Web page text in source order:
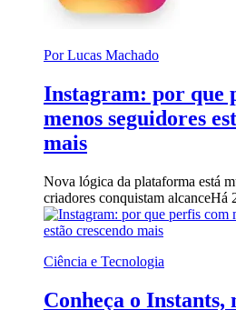
Por Lucas Machado
Instagram: por que
menos seguidores
mais
Nova lógica da plataforma está
criadores conquistam alcanceHá
Ciência e Tecnologia
Conheça o Instants,